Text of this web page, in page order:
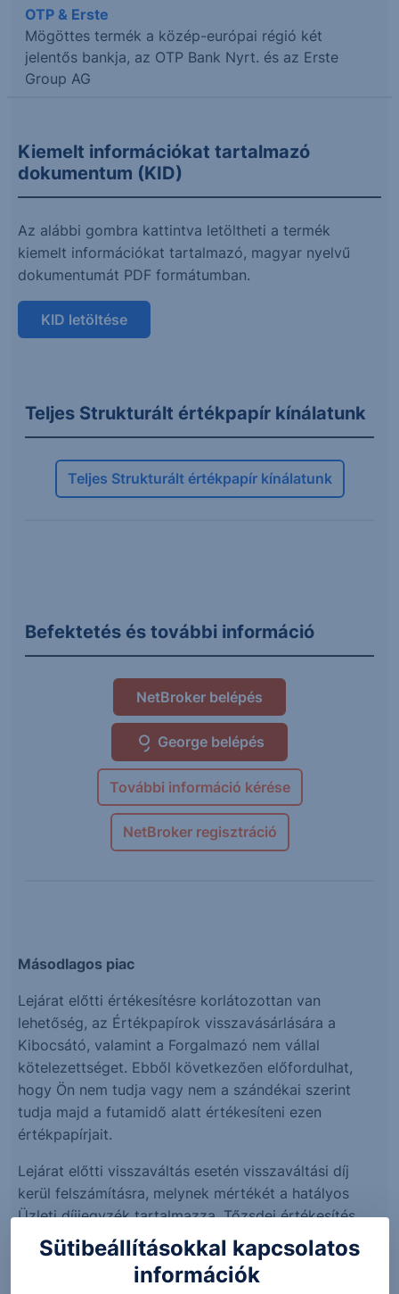
OTP & Erste
Mögöttes termék a közép-európai régió két
jelentős bankja, az OTP Bank Nyrt. és az Erste
Group AG
Kiemelt információkat tartalmazó
dokumentum (KID)
Az alábbi gombra kattintva letöltheti a termék
kiemelt információkat tartalmazó, magyar nyelvű
dokumentumát PDF formátumban.
KID letöltése
Teljes Strukturált értékpapír kínálatunk
Teljes Strukturált értékpapír kínálatunk
Befektetés és további információ
NetBroker belépés
George belépés
További információ kérése
NetBroker regisztráció
Másodlagos piac
Lejárat előtti értékesítésre korlátozottan van
lehetőség, az Értékpapírok visszavásárlására a
Kibocsátó, valamint a Forgalmazó nem vállal
kötelezettséget. Ebből következően előfordulhat,
hogy Ön nem tudja vagy nem a szándékai szerint
tudja majd a futamidő alatt értékesíteni ezen
értékpapírjait.
Lejárat előtti visszaváltás esetén visszaváltási díj
kerül felszámításra, melynek mértékét a hatályos
Üzleti díjjegyzék tartalmazza. Tőzsdei értékesítés
esetén a díjakat a megbízott befektetési szolgáltató
hatályos Díjjegyzéke határozza meg.
Sütibeállításokkal kapcsolatos
információk